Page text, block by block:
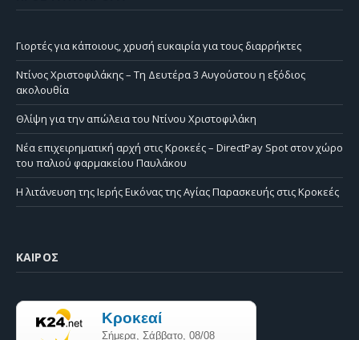
Γιορτές για κάποιους, χρυσή ευκαιρία για τους διαρρήκτες
Ντίνος Χριστοφιλάκης – Τη Δευτέρα 3 Αυγούστου η εξόδιος
ακολουθία
Θλίψη για την απώλεια του Ντίνου Χριστοφιλάκη
Νέα επιχειρηματική αρχή στις Κροκεές – DirectPay Spot στον χώρο
του παλιού φαρμακείου Παυλάκου
Η λιτάνευση της Ιερής Εικόνας της Αγίας Παρασκευής στις Κροκεές
ΚΑΙΡΌΣ